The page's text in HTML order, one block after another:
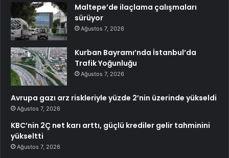
Maltepe’de ilaçlama çalışmaları
sürüyor
Ağustos 7, 2026
Kurban Bayramı’nda İstanbul’da
Trafik Yoğunluğu
Ağustos 7, 2026
Avrupa gazı arz riskleriyle yüzde 2’nin üzerinde yükseldi
Ağustos 7, 2026
KBC’nin 2Ç net karı arttı, güçlü krediler gelir tahminini
yükseltti
Ağustos 7, 2026